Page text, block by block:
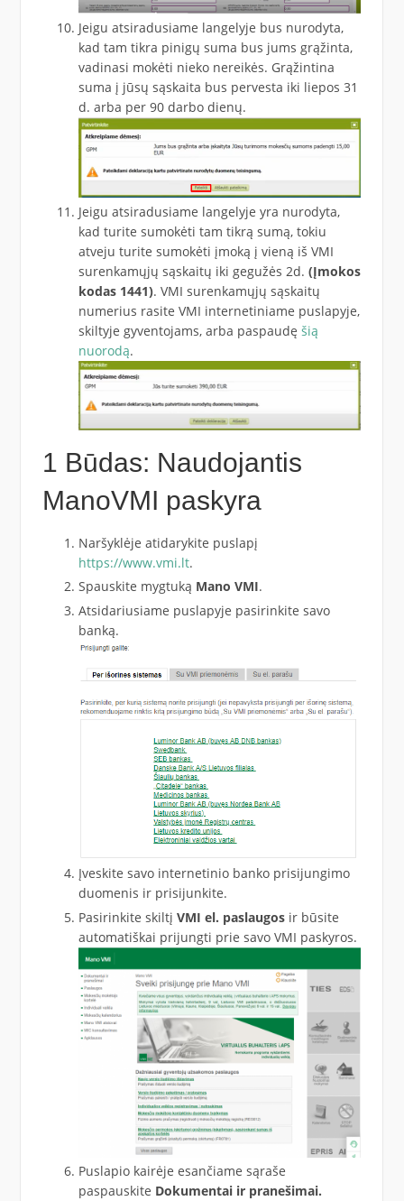
Jeigu atsiradusiame langelyje bus nurodyta,
kad tam tikra pinigų suma bus jums grąžinta,
vadinasi mokėti nieko nereikės. Grąžintina
suma į jūsų sąskaita bus pervesta iki liepos 31
d. arba per 90 darbo dienų.
Jeigu atsiradusiame langelyje yra nurodyta,
kad turite sumokėti tam tikrą sumą, tokiu
atveju turite sumokėti įmoką į vieną iš VMI
surenkamųjų sąskaitų iki gegužės 2d. (Įmokos
kodas 1441). VMI surenkamųjų sąskaitų
numerius rasite VMI internetiniame puslapyje,
skiltyje gyventojams, arba paspaudę šią
nuorodą.
1 Būdas: Naudojantis
ManoVMI paskyra
Naršyklėje atidarykite puslapį
https://www.vmi.lt.
Spauskite mygtuką Mano VMI.
Atsidariusiame puslapyje pasirinkite savo
banką.
Įveskite savo internetinio banko prisijungimo
duomenis ir prisijunkite.
Pasirinkite skiltį VMI el. paslaugosir būsite
automatiškai prijungti prie savo VMI paskyros.
Puslapio kairėje esančiame sąraše
paspauskite Dokumentai ir pranešimai.